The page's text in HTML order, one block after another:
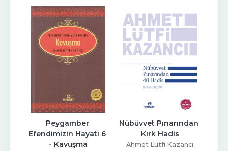
Peygamber
Efendimizin Hayatı 6
- Kavuşma
Nübüvvet Pınarından
Kırk Hadis
Ahmet Lütfi Kazancı